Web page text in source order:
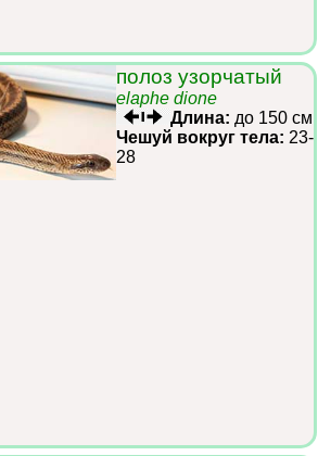
полоз узорчатый
elaphe dione
Длина: до 150 см
Чешуй вокруг тела: 23-
28